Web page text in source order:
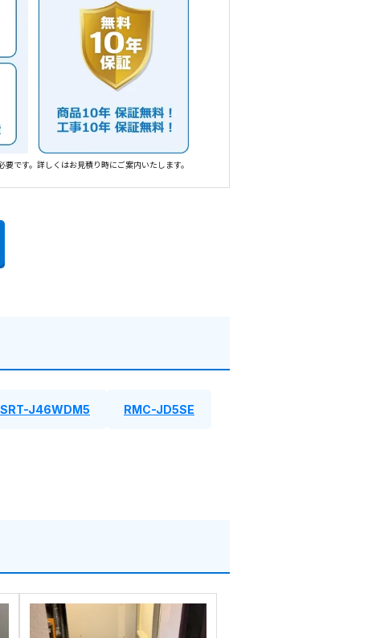
です。詳しくはお見積り時にご案内いたします。
SRT-J46WDM5 RMC-JD5SE